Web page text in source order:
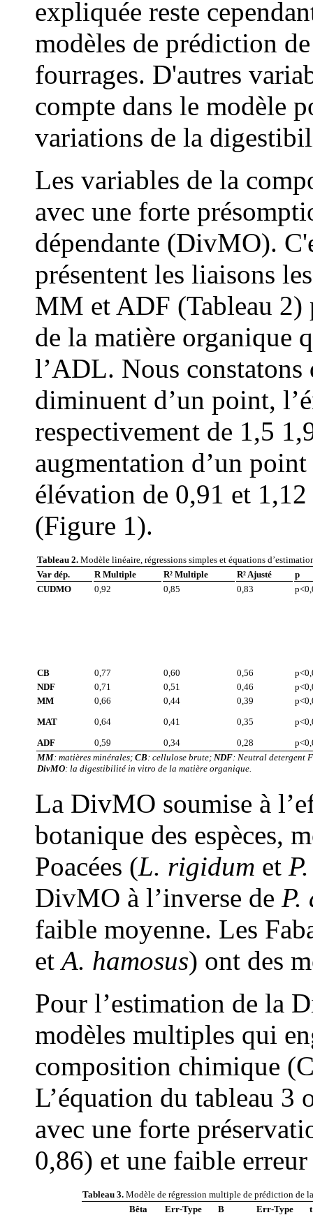
expliquée reste
modèles de prédiction
fourrages. D'autres
compte dans le modèle
variations de la
Les variables de la
avec une forte
dépendante (DivMO).
présentent les liaisons
MM et ADF (Tableau
de la matière organique
l’ADL. Nous
diminuent d’un point,
respectivement de 1,5
augmentation d’un
élévation de 0,91 et
(Figure 1).
Tableau 2. Modèle linéaire, régressions simples et équations
Var dép.
R Multiple R² Multiple R² Ajusté
p
CUDMO 0,92 0,85 0,83
CB 0,77 0,60 0,56
NDF
0,71 0,51 0,46
MM
0,66 0,44 0,39
MAT
0,64 0,41 0,35
ADF
0,59 0,34 0,28
MM: matières minérales; CB: cellulose brute; NDF: Neutral detergent
DivMO: la digestibilité in vitro de la matière organique.
La DivMO soumise à
botanique des espèces,
Poacées (L. rigidum et
DivMO à l’inverse de P.
faible moyenne. Les
etA. hamosus) ont des
Pour l’estimation de la
modèles multiples qui
composition chimique
L’équation du tableau 3
avec une forte
0,86) et une faible
Tableau 3. Modèle de régression multiple de prédiction de
Bêta
Err-Type B Err-Type
t